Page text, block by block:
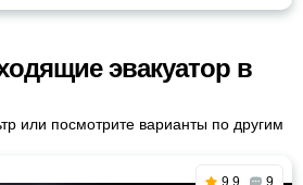
эвакуатор в
или посмотрите варианты по другим
9.9 9